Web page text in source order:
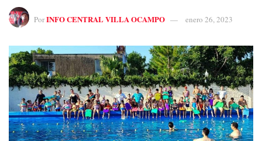
PorINFO CENTRAL VILLA OCAMPO enero 26, 2023